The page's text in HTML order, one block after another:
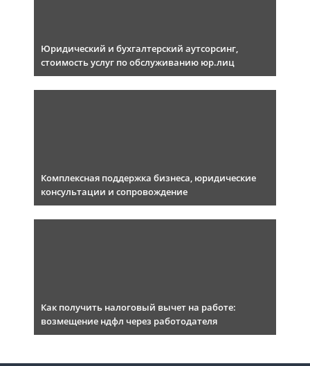
Юридический и бухгалтерский аутсорсинг,
стоимость услуг по обслуживанию юр.лиц
Комплексная поддержка бизнеса, юридические
консультации и сопровождение
Как получить налоговый вычет на работе:
возмещение ндфл через работодателя